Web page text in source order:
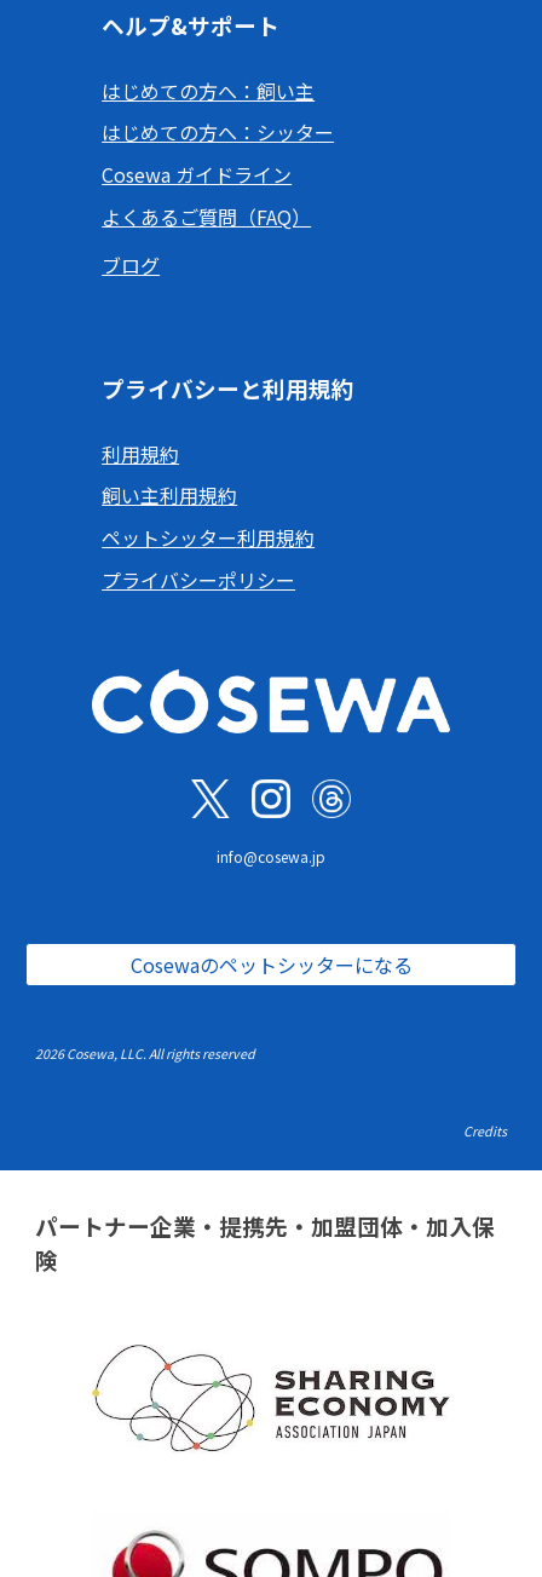
ヘルプ&サポート
はじめての方へ：飼い主
はじめての方へ：シッター
Cosewa ガイドライン
よくあるご質問（FAQ）
ブログ
プライバシーと利用規約
利用規約
飼い主利用規約
ペットシッター利用規約
プライバシーポリシー
info@cosewa.jp
Cosewaのペットシッターになる
2026 Cosewa, LLC. All rights reserved
Credits
パートナー企業・提携先・加盟団体・加入保
険